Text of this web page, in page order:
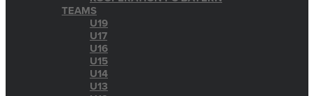
TEAMS
U19
U17
U16
U15
U14
U13